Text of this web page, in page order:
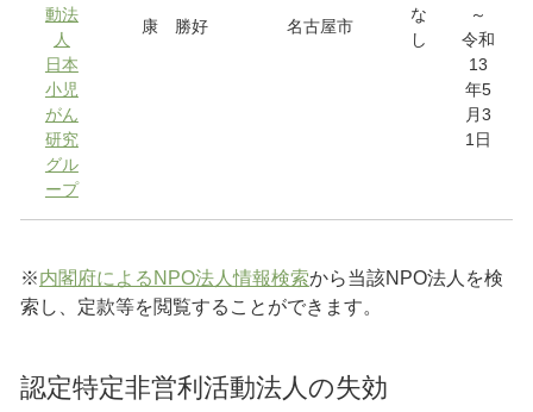
動法
人
日本
小児
がん
研究
グル
ープ
康 勝好 名古屋市
な
し
～
令和
13
年5
月3
1日
※内閣府によるNPO法人情報検索から当該NPO法人を検
索し、定款等を閲覧することができます。
認定特定非営利活動法人の失効